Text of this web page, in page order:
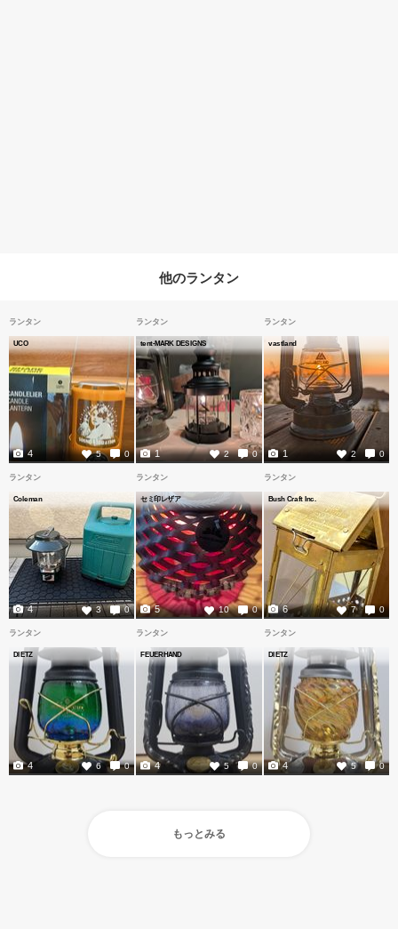
他のランタン
ランタン
UCO
5 0
4
ランタン
tent-MARK DESIGNS
2 0
1
ランタン
vastland
2 0
1
ランタン
Coleman
3 0
4
ランタン
セミ印レザア
10 0
5
ランタン
Bush Craft Inc.
7 0
6
ランタン
DIETZ
6 0
4
ランタン
FEUERHAND
5 0
4
ランタン
DIETZ
5 0
4
もっとみる